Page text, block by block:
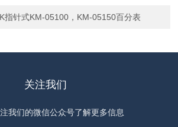
指针式KM-05100，KM-05150百分表
关注我们
我们的微信公众号了解更多信息